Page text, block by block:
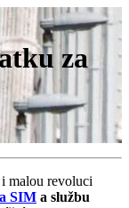
za
malou revoluci
SIM a službu